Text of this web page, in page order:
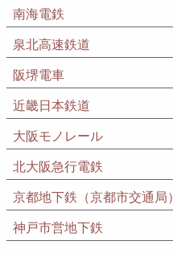
南海電鉄
泉北高速鉄道
阪堺電車
近畿日本鉄道
大阪モノレール
北大阪急行電鉄
京都地下鉄（京都市交通局）
神戸市営地下鉄